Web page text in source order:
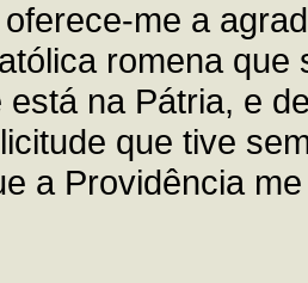
me a
romena
está na Pátria, e
que tive
a Providência